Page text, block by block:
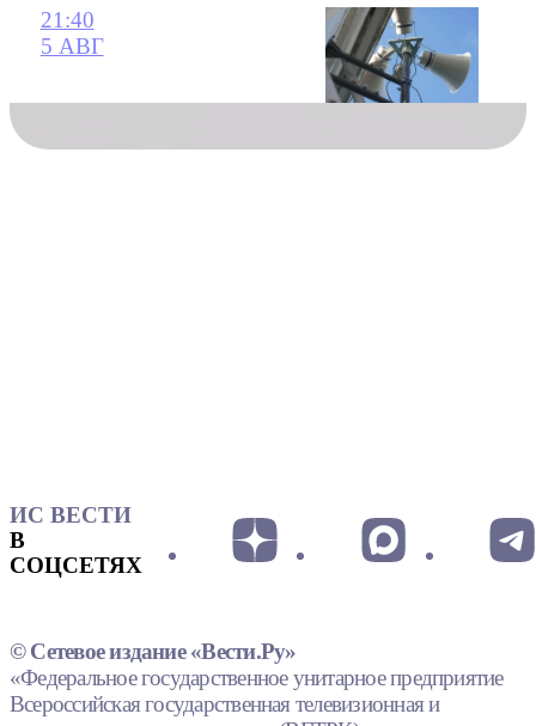
21:40
5 АВГ
ИС ВЕСТИ
В
СОЦСЕТЯХ
© Сетевое издание «Вести.Ру»
«Федеральное государственное унитарное предприятие
Всероссийская государственная телевизионная и